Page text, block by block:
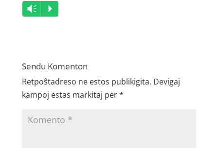
Audio
Player
Vm P
Sendu Komenton
Retpoŝtadreso ne estos publikigita. Devigaj
kampoj estas markitaj per*